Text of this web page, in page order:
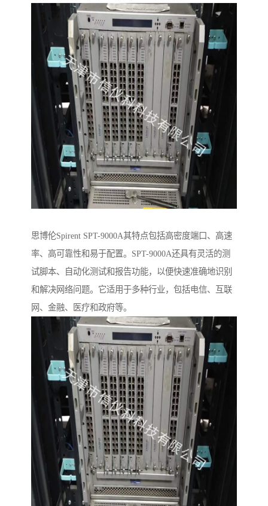
思博伦Spirent SPT-9000A其特点包括高密度端口、高速
率、高可靠性和易于配置。SPT-9000A还具有灵活的测
试脚本、自动化测试和报告功能，以便快速准确地识别
和解决网络问题。它适用于多种行业，包括电信、互联
网、金融、医疗和政府等。